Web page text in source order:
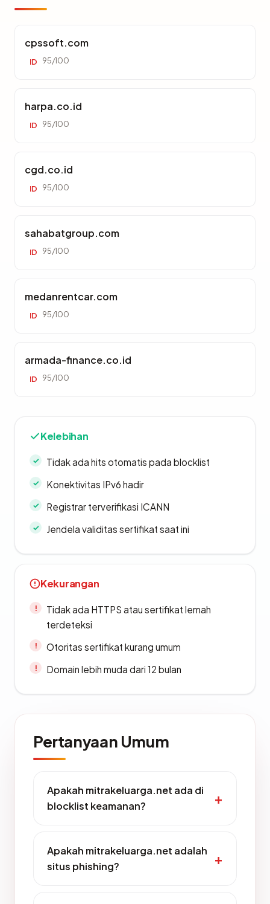
cpssoft.com
ID 95/100
harpa.co.id
ID 95/100
cgd.co.id
ID 95/100
sahabatgroup.com
ID 95/100
medanrentcar.com
ID 95/100
armada-finance.co.id
ID 95/100
Kelebihan
Tidak ada hits otomatis pada blocklist
Konektivitas IPv6 hadir
Registrar terverifikasi ICANN
Jendela validitas sertifikat saat ini
Kekurangan
Tidak ada HTTPS atau sertifikat lemah
terdeteksi
Otoritas sertifikat kurang umum
Domain lebih muda dari 12 bulan
Pertanyaan Umum
Apakah mitrakeluarga.net ada di
blocklist keamanan?
Apakah mitrakeluarga.net adalah
situs phishing?